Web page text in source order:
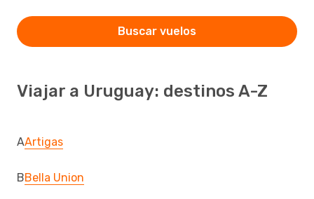
Buscar vuelos
Viajar a Uruguay: destinos A-Z
AArtigas
BBella Union